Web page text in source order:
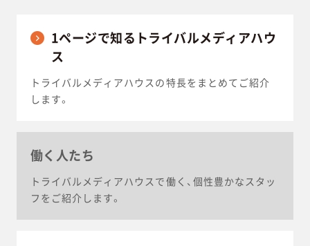
1ページで知るトライバルメディアハウ
ス
トライバルメディアハウスの特長をまとめてご紹介
します。
働く人たち
トライバルメディアハウスで働く、個性豊かなスタッ
フをご紹介します。